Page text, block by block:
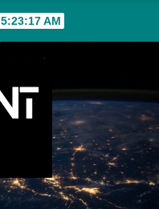
5:23:18 AM